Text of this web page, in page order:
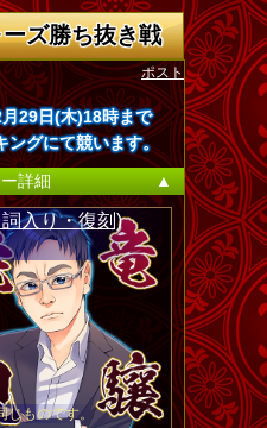
ズ勝ち抜き戦
ポスト
29日(木)18時まで
ングにて競います。
詳細
▲
入り・復刻)
じものです。